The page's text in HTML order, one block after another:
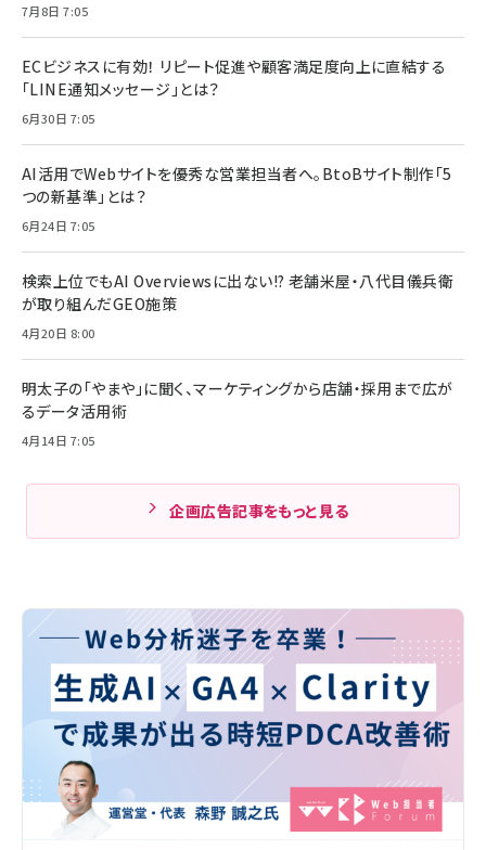
7月8日 7:05
ECビジネスに有効！ リピート促進や顧客満足度向上に直結する
「LINE通知メッセージ」とは？
6月30日 7:05
AI活用でWebサイトを優秀な営業担当者へ。BtoBサイト制作「5
つの新基準」とは？
6月24日 7:05
検索上位でもAI Overviewsに出ない!? 老舗米屋・八代目儀兵衛
が取り組んだGEO施策
4月20日 8:00
明太子の「やまや」に聞く、マーケティングから店舗・採用まで広が
るデータ活用術
4月14日 7:05
企画広告記事をもっと見る